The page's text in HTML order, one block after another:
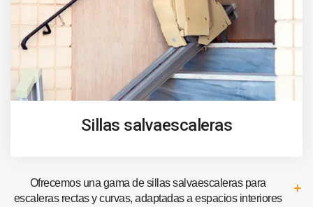
Sillas salvaescaleras
Ofrecemos una gama de sillas salvaescaleras para
escaleras rectas y curvas, adaptadas a espacios interiores